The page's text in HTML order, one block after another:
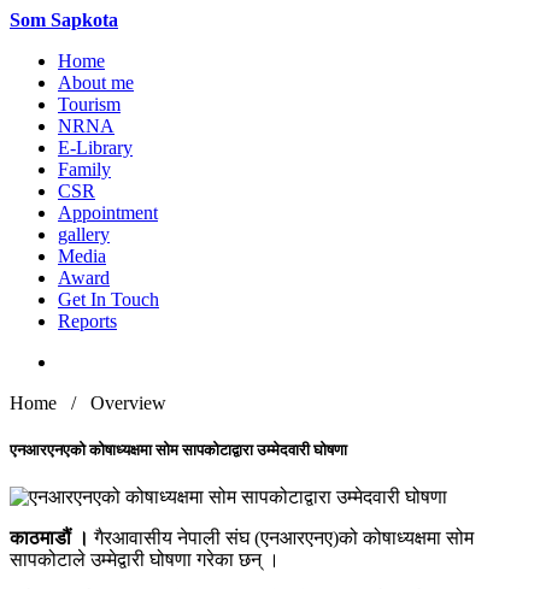
Som Sapkota
Home
About me
Tourism
NRNA
E-Library
Family
CSR
Appointment
gallery
Media
Award
Get In Touch
Reports
Home / Overview
एनआरएनएको कोषाध्यक्षमा सोम सापकोटाद्वारा उम्मेदवारी घोषणा
काठमाडौं । गैरआवासीय नेपाली संघ (एनआरएनए)को कोषाध्यक्षमा सोम
सापकोटाले उम्मेद्वारी घोषणा गरेका छन् ।